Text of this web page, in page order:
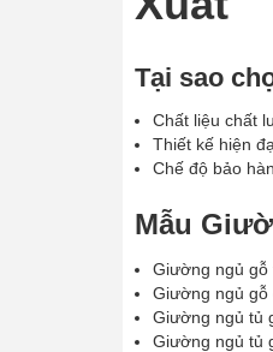
Tại sao
Chất liệu chất
Thiết kế hiện
Chế độ bảo
Mẫu
Giường ngủ gỗ
Giường ngủ gỗ
Giường ngủ tủ
Giường ngủ tủ